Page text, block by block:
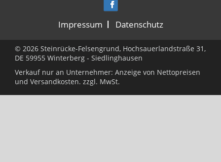
Impressum Datenschutz
© 2026 Steinrücke-Felsengrund, Hochsauerlandstraße 31,
DE 59955 Winterberg - Siedlinghausen
Verkauf nur an Unternehmer: Anzeige von Nettopreisen
und Versandkosten. zzgl. MwSt.